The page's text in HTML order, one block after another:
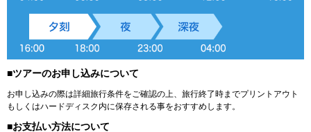
■ツアーのお申し込みについて
お申し込みの際は詳細旅行条件をご確認の上、旅行終了時までプリントアウト
もしくはハードディスク内に保存される事をおすすめします。
■お支払い方法について